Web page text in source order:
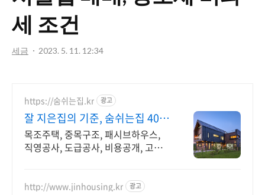
발
세 조건
세금 2023. 5. 11. 12:34
https://숨쉬는집.kr 광고
잘 지은집의 기준, 숨쉬는집 400
만원대 목조주택
목조주택, 중목구조, 패시브하우스,
직영공사, 도급공사, 비용공개, 고품
http://www.jinhousing.kr 광고